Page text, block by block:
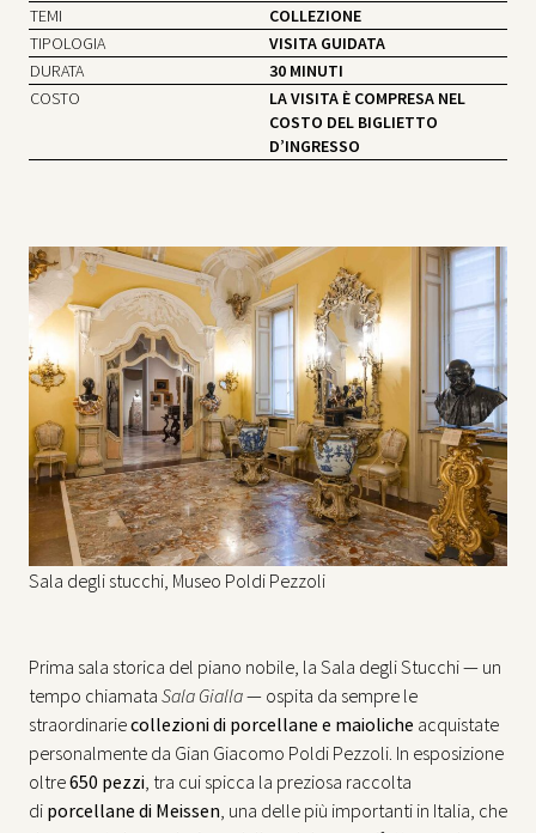
TEMI
COLLEZIONE
TIPOLOGIA
VISITA GUIDATA
DURATA
30 MINUTI
COSTO
LA VISITA È COMPRESA NEL
COSTO DEL BIGLIETTO
D’INGRESSO
Sala degli stucchi, Museo Poldi Pezzoli
Prima sala storica del piano nobile, la Sala degli Stucchi — un
tempo chiamata Sala Gialla— ospita da sempre le
straordinariecollezioni di porcellane e maioliche acquistate
personalmente da Gian Giacomo Poldi Pezzoli. In esposizione
oltre650 pezzi , tra cui spicca la preziosa raccolta
di porcellane di Meissen , una delle più importanti in Italia, che